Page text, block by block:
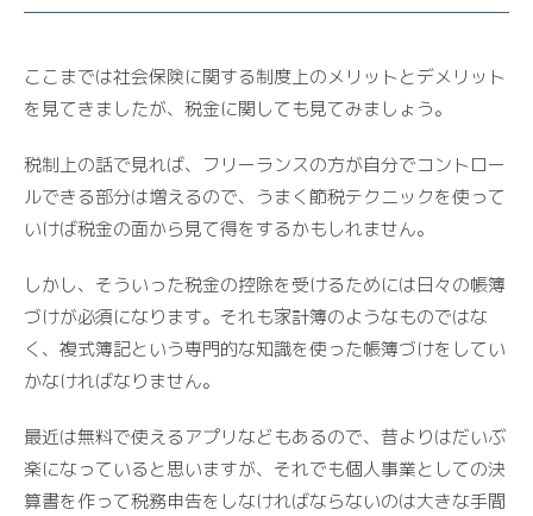
ここまでは社会保険に関する制度上のメリットとデメリット
を見てきましたが、税金に関しても見てみましょう。
税制上の話で見れば、フリーランスの方が自分でコントロー
ルできる部分は増えるので、うまく節税テクニックを使って
いけば税金の面から見て得をするかもしれません。
しかし、そういった税金の控除を受けるためには日々の帳簿
づけが必須になります。それも家計簿のようなものではな
く、複式簿記という専門的な知識を使った帳簿づけをしてい
かなければなりません。
最近は無料で使えるアプリなどもあるので、昔よりはだいぶ
楽になっていると思いますが、それでも個人事業としての決
算書を作って税務申告をしなければならないのは大きな手間